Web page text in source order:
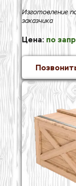
Изготовление
заказчика
Цена: по